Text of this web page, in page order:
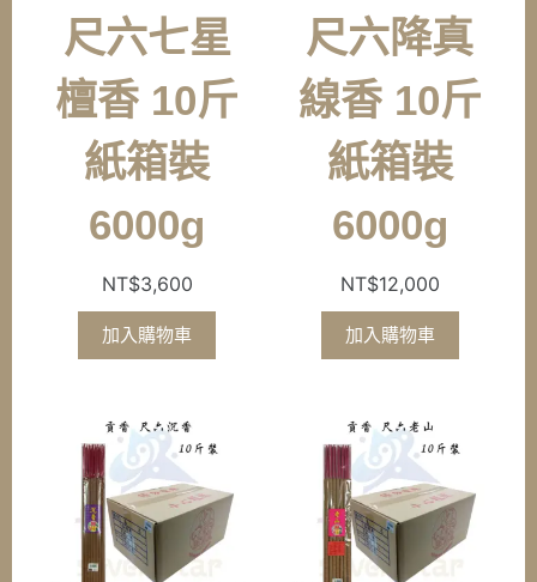
尺六七星
檀香 10斤
紙箱裝
6000g
NT$3,600
加入購物車
尺六降真
線香 10斤
紙箱裝
6000g
NT$12,000
加入購物車